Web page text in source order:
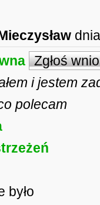
Zgłoś
i jestem
polecam
było